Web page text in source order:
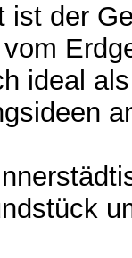
ist der
ideal